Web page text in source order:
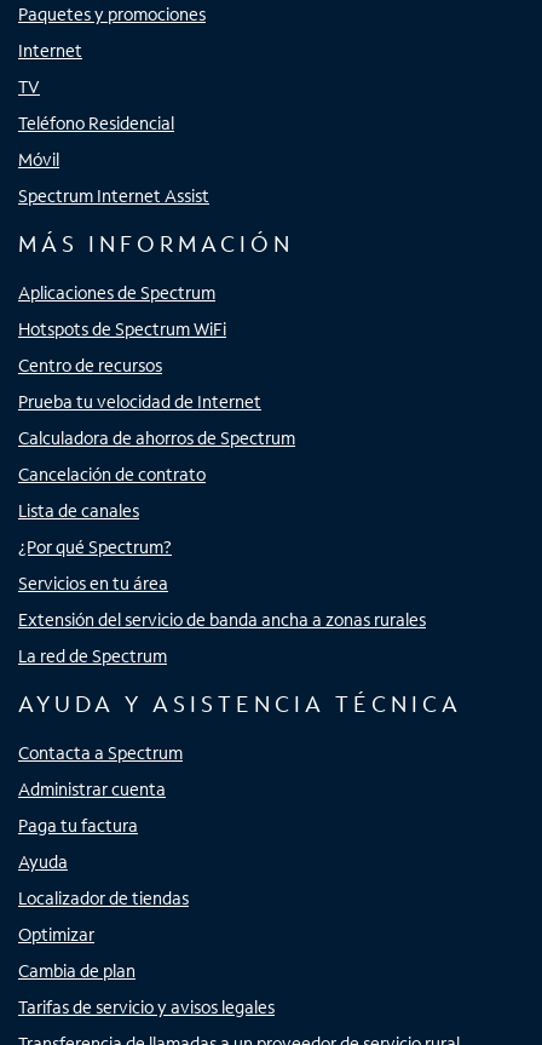
Paquetes y promociones
Internet
TV
Teléfono Residencial
Móvil
Spectrum Internet Assist
MÁS INFORMACIÓN
Aplicaciones de Spectrum
Hotspots de Spectrum WiFi
Centro de recursos
Prueba tu velocidad de Internet
Calculadora de ahorros de Spectrum
Cancelación de contrato
Lista de canales
¿Por qué Spectrum?
Servicios en tu área
Extensión del servicio de banda ancha a zonas rurales
La red de Spectrum
AYUDA Y ASISTENCIA TÉCNICA
Contacta a Spectrum
Administrar cuenta
Paga tu factura
Ayuda
Localizador de tiendas
Optimizar
Cambia de plan
Tarifas de servicio y avisos legales